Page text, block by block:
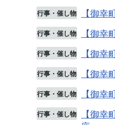
行事・催し物 【御
行事・催し物 【御
行事・催し物 【御
行事・催し物 【御
行事・催し物 【御
行事・催し物
【御